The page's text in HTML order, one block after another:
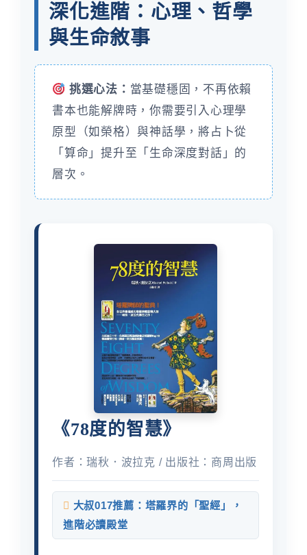
深化進階：心理、哲學
與生命敘事
挑選心法： 當基礎穩固，不再依賴
書本也能解牌時，你需要引入心理學
原型（如榮格）與神話學，將占卜從
「算命」提升至「生命深度對話」的
層次。
《78度的智慧》
作者：瑞秋．波拉克 / 出版社：商周出版
大叔017推薦：塔羅界的「聖經」，
進階必讀殿堂